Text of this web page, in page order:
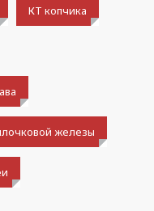
КТ копчика
железы